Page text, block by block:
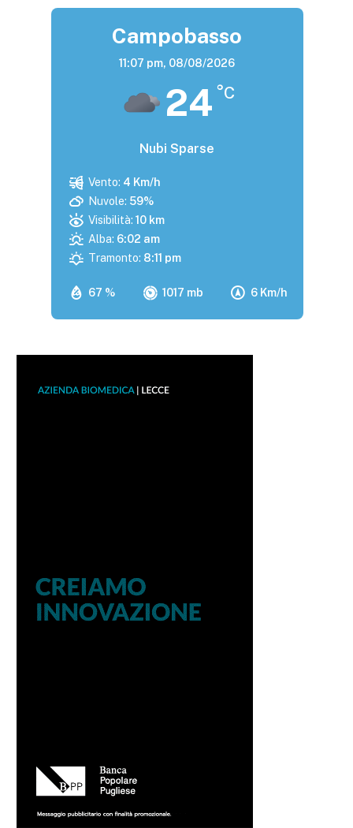
Campobasso
11:07 pm, 08/08/2026
24 °C
Nubi Sparse
67 % 1017 mb 6 Km/h
Vento: 4 Km/h
Nuvole: 59%
Visibilità: 10 km
Alba: 6:02 am
Tramonto: 8:11 pm